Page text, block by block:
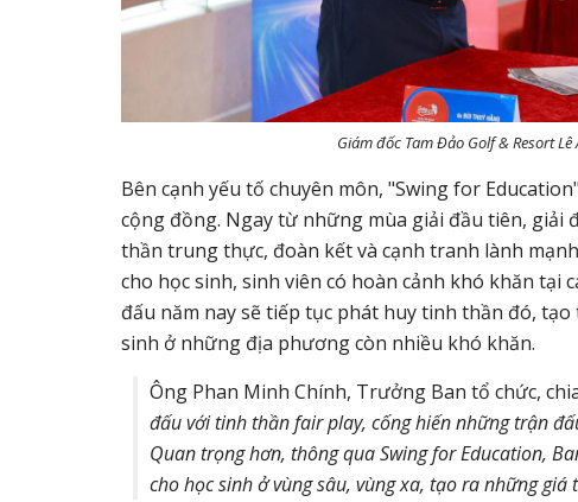
Giám đốc Tam Đảo Golf & Resort
Bên cạnh yếu tố chuyên môn, "Swing for
cộng đồng. Ngay từ những mùa giải đầu tiên, giải
thần trung thực, đoàn kết và cạnh tranh lành
cho học sinh, sinh viên có hoàn cảnh khó khăn tại
đấu năm nay sẽ tiếp tục phát huy tinh thần đó,
sinh ở những địa phương còn nhiều khó khăn.
Ông Phan Minh Chính, Trưởng Ban tổ chức,
đấu với tinh thần fair play, cống hiến những trận
Quan trọng hơn, thông qua Swing for Education,
cho học sinh ở vùng sâu, vùng xa, tạo ra những giá